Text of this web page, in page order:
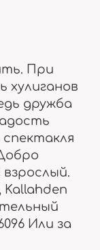
При
дружба
Или за